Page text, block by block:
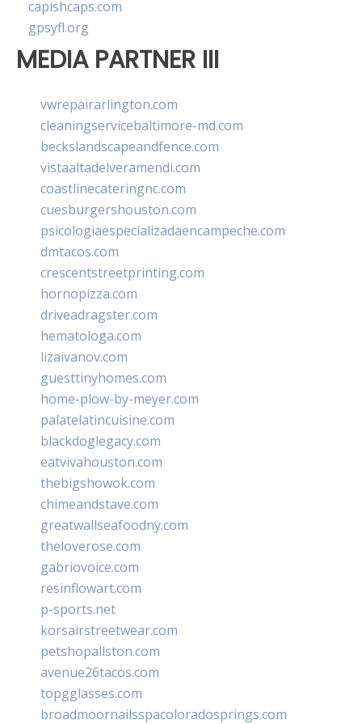
capishcaps.com
gpsyfl.org
MEDIA PARTNER III
vwrepairarlington.com
cleaningservicebaltimore-md.com
beckslandscapeandfence.com
vistaaltadelveramendi.com
coastlinecateringnc.com
cuesburgershouston.com
psicologiaespecializadaencampeche.com
dmtacos.com
crescentstreetprinting.com
hornopizza.com
driveadragster.com
hematologa.com
lizaivanov.com
guesttinyhomes.com
home-plow-by-meyer.com
palatelatincuisine.com
blackdoglegacy.com
eatvivahouston.com
thebigshowok.com
chimeandstave.com
greatwallseafoodny.com
theloverose.com
gabriovoice.com
resinflowart.com
p-sports.net
korsairstreetwear.com
petshopallston.com
avenue26tacos.com
topgglasses.com
broadmoornailsspacoloradosprings.com